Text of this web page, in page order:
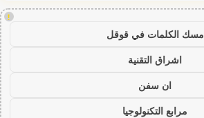
!
مسك الكلمات في قوقل
اشراق التقنية
ان سفن
مرابع التكنولوجيا